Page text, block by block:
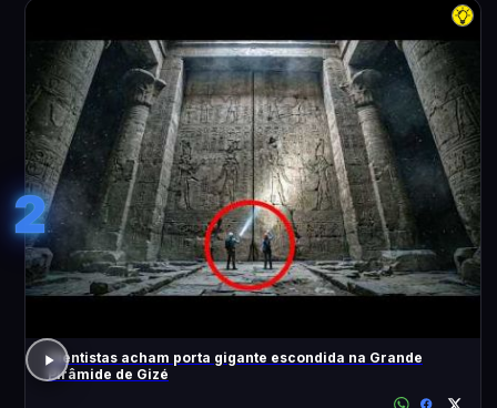
2
Cientistas acham porta gigante escondida na Grande
Pirâmide de Gizé